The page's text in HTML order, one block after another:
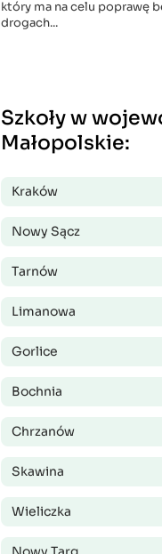
który ma na celu poprawę
drogach...
Szkoły w
Małopolskie:
Kraków
Nowy Sącz
Tarnów
Limanowa
Gorlice
Bochnia
Chrzanów
Skawina
Wieliczka